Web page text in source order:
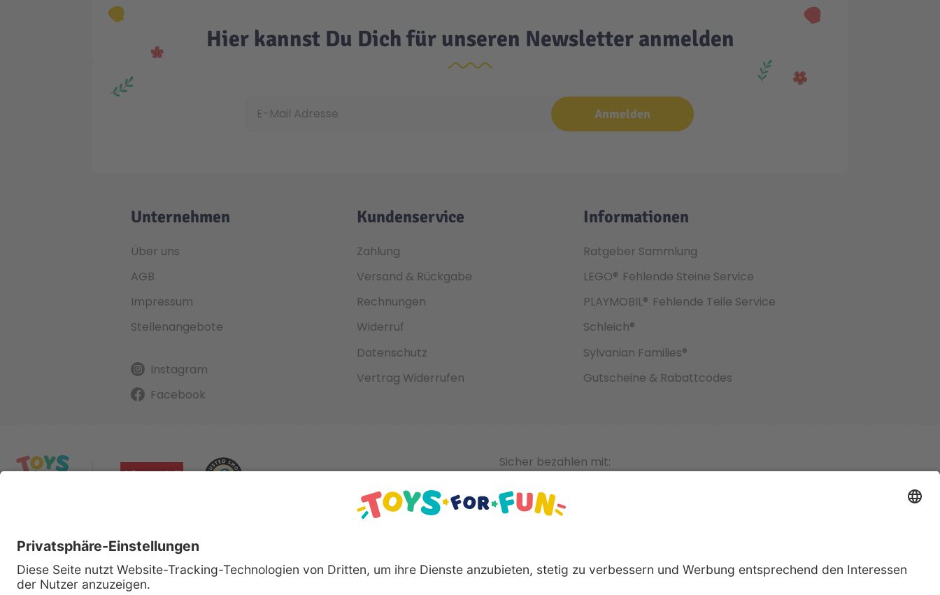
Hier kannst Du Dich für unseren Newsletter anmelden
Anmelden
Unternehmen
Über uns
AGB
Impressum
Stellenangebote
Instagram
Facebook
Kundenservice
Zahlung
Versand & Rückgabe
Rechnungen
Widerruf
Datenschutz
Vertrag Widerrufen
Informationen
Ratgeber Sammlung
LEGO® Fehlende Steine Service
PLAYMOBIL® Fehlende Teile Service
Schleich®
Sylvanian Families®
Gutscheine & Rabattcodes
Sicher bezahlen mit: